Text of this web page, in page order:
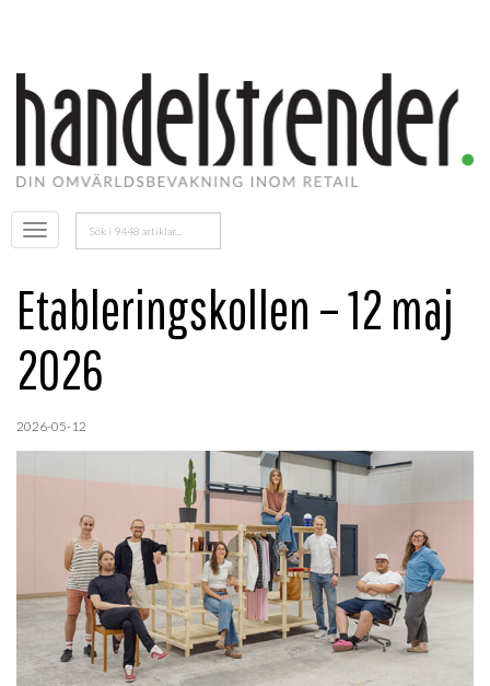
Öppna
menyn
Sök
efter:
Etableringskollen – 12 maj
2026
2026-05-12